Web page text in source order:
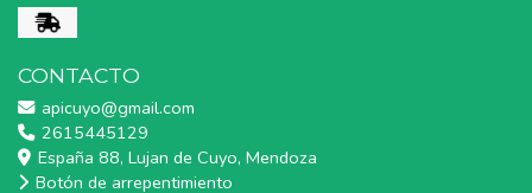
CONTACTO
apicuyo@gmail.com
2615445129
España 88, Lujan de Cuyo, Mendoza
Botón de arrepentimiento